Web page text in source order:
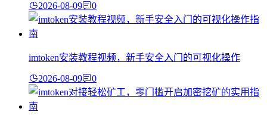
2026-08-09 0
imtoken安装教程视频，新手安全入门的可视化操作
2026-08-09 0